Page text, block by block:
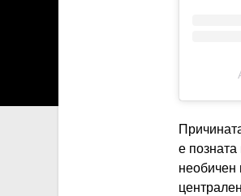
е
необичен
За секоја форма на